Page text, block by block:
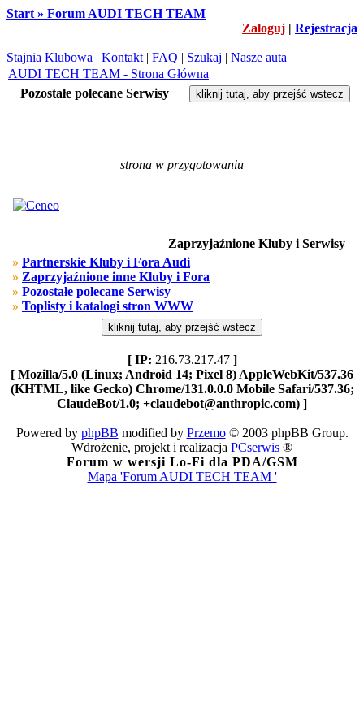
Start » Forum AUDI TECH TEAM
Zaloguj | Rejestracja
Stajnia Klubowa | Kontakt | FAQ | Szukaj | Nasze auta
AUDI TECH TEAM - Strona Główna
Pozostałe polecane Serwisy
strona w przygotowaniu
Zaprzyjaźnione Kluby i Serwisy
» Partnerskie Kluby i Fora Audi
» Zaprzyjaźnione inne Kluby i Fora
» Pozostałe polecane Serwisy
» Toplisty i katalogi stron WWW
[ IP: 216.73.217.47 ]
[ Mozilla/5.0 (Linux; Android 14; Pixel 8) AppleWebKit/537.36
(KHTML, like Gecko) Chrome/131.0.0.0 Mobile Safari/537.36;
ClaudeBot/1.0; +claudebot@anthropic.com) ]
Powered by phpBB modified by Przemo© 2003 phpBB Group.
Wdrożenie, projekt i realizacja PCserwis ®
Forum w wersji Lo-Fi dla PDA/GSM
Mapa 'Forum AUDI TECH TEAM '